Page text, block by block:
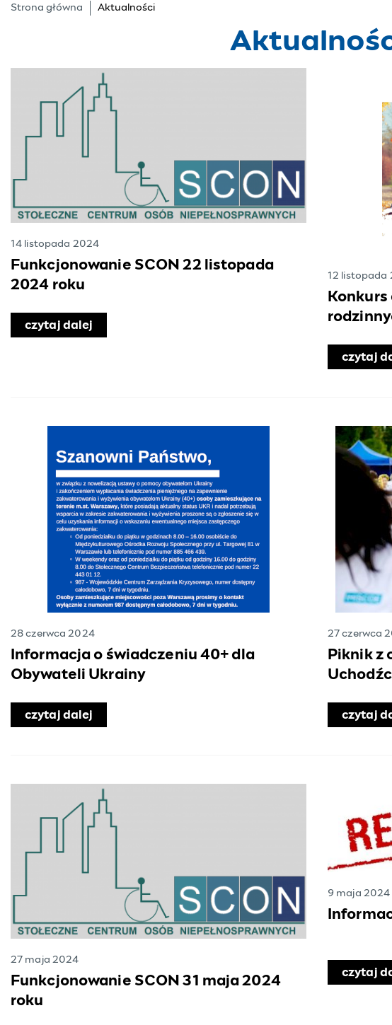
Strona główna Aktualności
14 listopada 2024
Funkcjonowanie SCON 22 listopada
2024 roku
czytaj dalej
12 listopada
czytaj
28 czerwca 2024
Informacja o świadczeniu 40+ dla
Obywateli Ukrainy
czytaj dalej o Informacja o świadczeniu 40+ dla Obywateli
27 czerwca
Piknik z
czytaj
27 maja 2024
Funkcjonowanie SCON 31 maja 2024
roku
9 maja 2024
czytaj